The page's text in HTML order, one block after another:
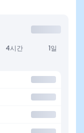
4시간 1일